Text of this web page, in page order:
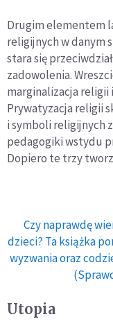
Drugim elementem
religijnych w danym
stara się
zadowolenia.
marginalizacja religii
Prywatyzacja religii
i symboli religijnych
pedagogiki wstydu
Dopiero te trzy
Czy naprawdę
dzieci? Ta książka
wyzwania oraz
Utopia